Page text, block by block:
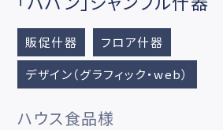
販促什器
フロア什器
デザイン（グラフィック・web）
ハウス食品様